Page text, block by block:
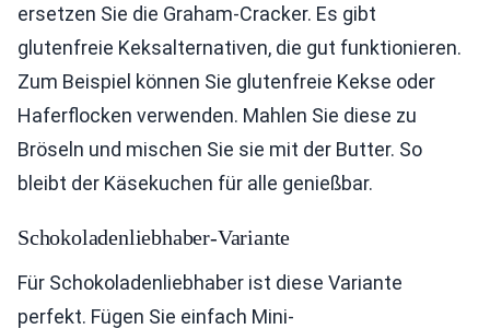
ersetzen Sie die Graham-Cracker. Es gibt
glutenfreie Keksalternativen, die gut funktionieren.
Zum Beispiel können Sie glutenfreie Kekse oder
Haferflocken verwenden. Mahlen Sie diese zu
Bröseln und mischen Sie sie mit der Butter. So
bleibt der Käsekuchen für alle genießbar.
Schokoladenliebhaber-Variante
Für Schokoladenliebhaber ist diese Variante
perfekt. Fügen Sie einfach Mini-